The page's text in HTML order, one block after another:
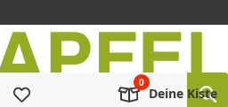
Deine Kiste